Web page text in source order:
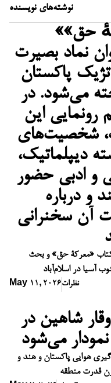
نوشته‌های نویسنده
«معرکهٔ حق»
نماد بصیرت
پاکستان
می‌شود. در
رونمایی این
شخصیت‌های
دیپلماتیک،
و ادبی حضور
و درباره
آن سخنرانی
کتاب «معرکۀ حق» و بحث
آسیا در اسلام‌آباد
May 11, 2026نظرات
وقار شاهین در
می‌شود
هوایی پاکستان و هند و
قدرت منطقه